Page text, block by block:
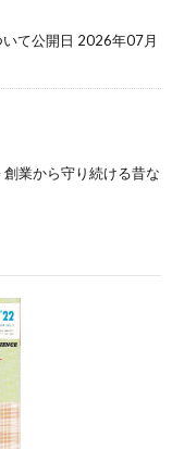
て公開日 2026年07月
業から守り続ける昔な